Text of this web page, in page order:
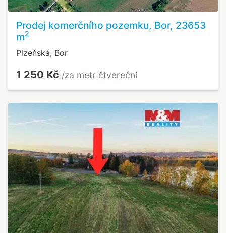
Prodej komerčního pozemku, Bor, 23653
m2
Plzeňská, Bor
1 250 Kč /za metr čtvereční